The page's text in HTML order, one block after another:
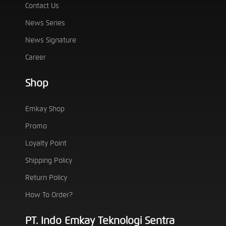
Contact Us
News Series
News Signature
Career
Shop
Emkay Shop
Promo
Loyalty Point
Shipping Policy
Return Policy
How To Order?
PT. Indo Emkay Teknologi Sentra